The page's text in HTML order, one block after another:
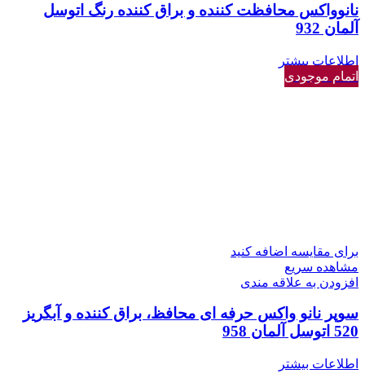
نانوواکس محافظت کننده و براق کننده رنگ اتوسل
آلمان 932
اطلاعات بیشتر
اتمام موجودی
برای مقایسه اضافه کنید
مشاهده سریع
افزودن به علاقه مندی
سوپر نانو واکس حرفه ای محافظ، براق کننده و آبگریز
520 اتوسل آلمان 958
اطلاعات بیشتر